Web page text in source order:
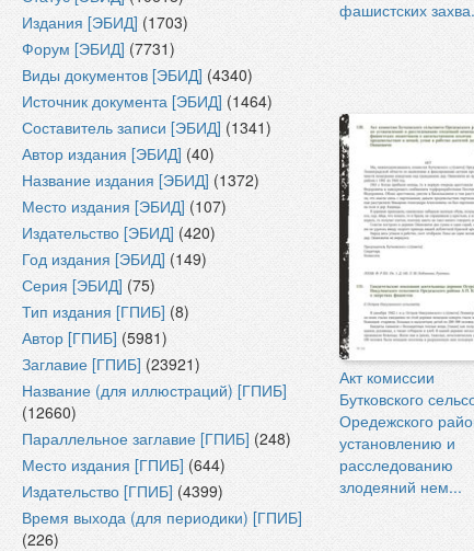
Издания [ЭБИД] (1703)
Форум [ЭБИД] (7731)
Виды документов [ЭБИД] (4340)
Источник документа [ЭБИД] (1464)
Составитель записи [ЭБИД] (1341)
Автор издания [ЭБИД] (40)
Название издания [ЭБИД] (1372)
Место издания [ЭБИД] (107)
Издательство [ЭБИД] (420)
Год издания [ЭБИД] (149)
Серия [ЭБИД] (75)
Тип издания [ГПИБ] (8)
Автор [ГПИБ] (5981)
Заглавие [ГПИБ] (23921)
Название (для иллюстраций) [ГПИБ]
(12660)
Параллельное заглавие [ГПИБ] (248)
Место издания [ГПИБ] (644)
Издательство [ГПИБ] (4399)
Время выхода (для периодики) [ГПИБ]
(226)
фашистских
Акт комиссии
Бутковского
Оредежского
установлению и
расследованию
злодеяний нем...